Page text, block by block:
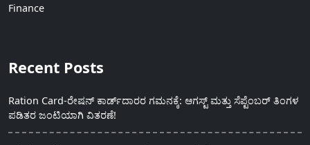
Finance
Recent Posts
Ration Card-ರೇಷನ್ ಕಾರ್ಡ್‍ದಾರರ ಗಮನಕ್ಕೆ: ಆಗಸ್ಟ್ ಮತ್ತು ಸೆಪ್ಟೆಂಬರ್ ತಿಂಗಳ
ಪಡಿತರ ಜಂಟಿಯಾಗಿ ವಿತರಣೆ!